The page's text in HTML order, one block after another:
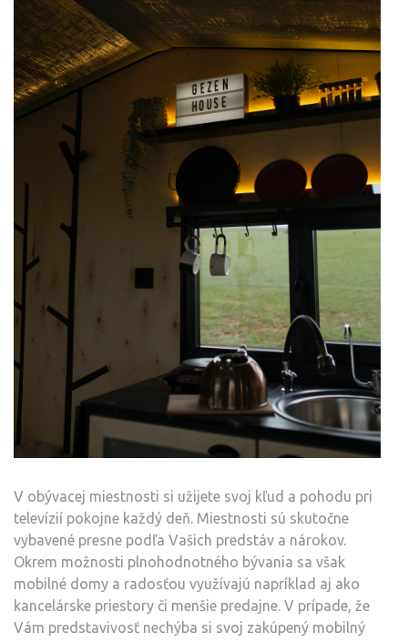
V obývacej miestnosti si užijete svoj kľud a pohodu pri
televízií pokojne každý deň. Miestnosti sú skutočne
vybavené presne podľa Vašich predstáv a nárokov.
Okrem možnosti plnohodnotného bývania sa však
mobilné domy a radosťou využívajú napríklad aj ako
kancelárske priestory či menšie predajne. V prípade, že
Vám predstavivosť nechýba si svoj zakúpený mobilný